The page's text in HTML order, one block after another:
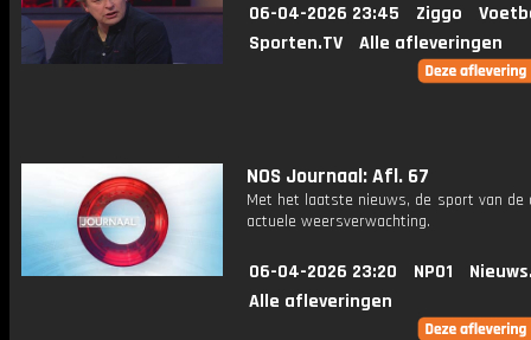
06-04-2026 23:45 Ziggo
Sporten.TV
Alle afleveringen
NOS Journaal: Afl. 67
Met het laatste nieuws, de sport van de
actuele weersverwachting.
06-04-2026 23:20 NPO1
Alle afleveringen